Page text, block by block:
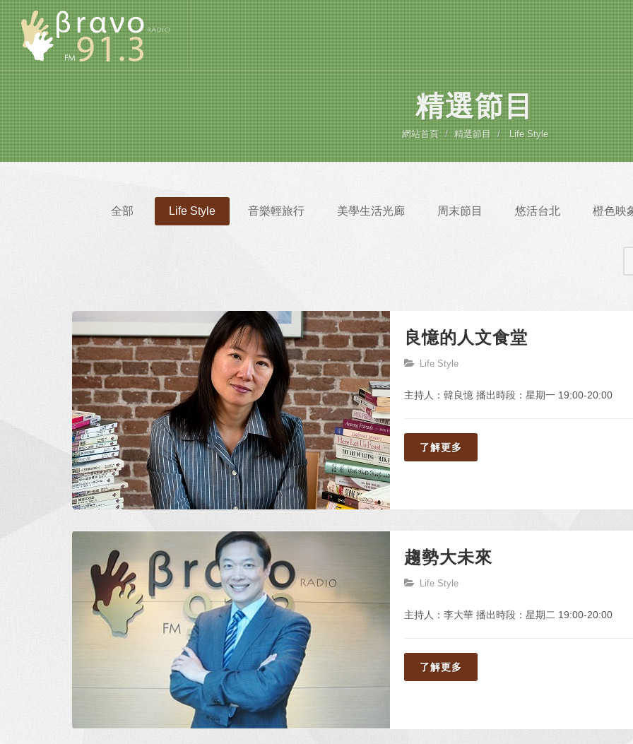
精選節目
網站首頁 精選節目 Life Style
全部 Life Style 音樂輕旅行 美學生活光廊 周末節目 悠活台北 橙色映
良憶的人文食堂
Life Style
主持人：韓良憶 播出時段：星期一 19:00-20:00
了解更多
趨勢大未來
Life Style
主持人：李大華 播出時段：星期二 19:00-20:00
了解更多